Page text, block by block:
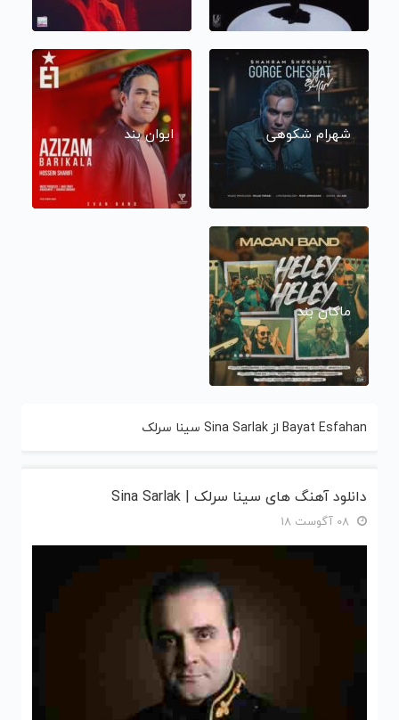
شهرام شکوهی ایوان بند
ماکان بند
Bayat Esfahan از Sina Sarlak سینا سرلک
دانلود آهنگ های سینا سرلک | Sina Sarlak